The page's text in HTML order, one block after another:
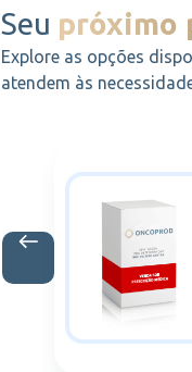
Seu próximo
Explore as opções
atendem às